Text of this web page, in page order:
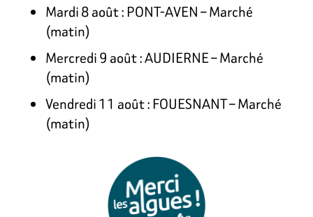
Mardi 8 août : PONT-AVEN – Marché
(matin)
Mercredi 9 août : AUDIERNE – Marché
(matin)
Vendredi 11 août : FOUESNANT – Marché
(matin)